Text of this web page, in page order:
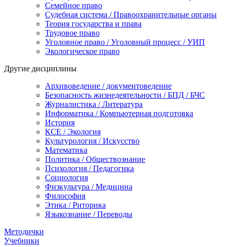
Семейное право
Судебная система / Правоохранительные органы
Теория государства и права
Трудовое право
Уголовное право / Уголовный процесс / УИП
Экологическое право
Другие дисциплины
Архивоведение / документоведение
Безопасность жизнедеятельности / БПД / БЧС
Журналистика / Литература
Информатика / Компьютерная подготовка
История
КСЕ / Экология
Культурология / Искусство
Математика
Политика / Обществознание
Психология / Педагогика
Социология
Физкультура / Медицина
Философия
Этика / Риторика
Языкознание / Переводы
Методички
Учебники